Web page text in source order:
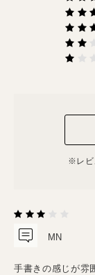
※レビ
MN
手書きの感じが雰